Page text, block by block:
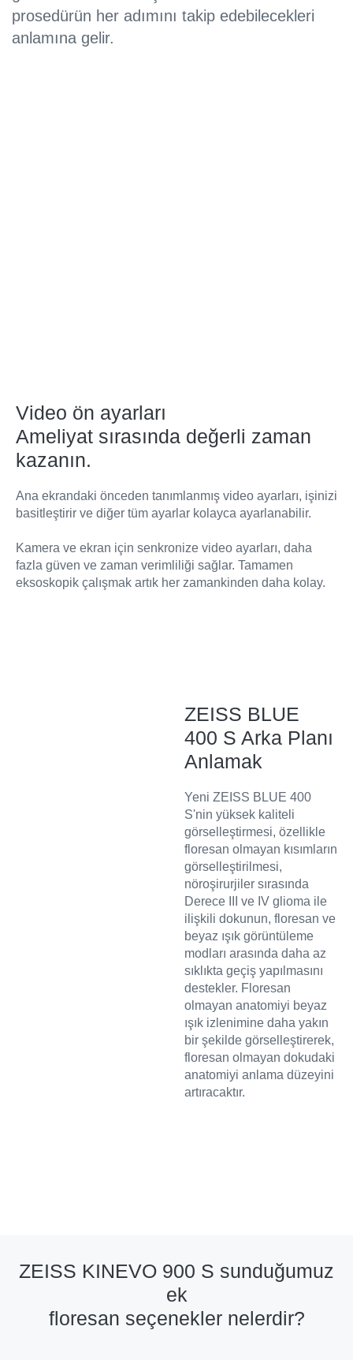
prosedürün her adımını takip edebilecekleri
anlamına gelir.
Video ön ayarları
Ameliyat sırasında değerli zaman
kazanın.
Ana ekrandaki önceden tanımlanmış video ayarları, işinizi
basitleştirir ve diğer tüm ayarlar kolayca ayarlanabilir.
Kamera ve ekran için senkronize video ayarları, daha
fazla güven ve zaman verimliliği sağlar. Tamamen
eksoskopik çalışmak artık her zamankinden daha kolay.
ZEISS BLUE
400 S Arka Planı
Anlamak
Yeni ZEISS BLUE 400
S'nin yüksek kaliteli
görselleştirmesi, özellikle
floresan olmayan kısımların
görselleştirilmesi,
nöroşirurjiler sırasında
Derece III ve IV glioma ile
ilişkili dokunun, floresan ve
beyaz ışık görüntüleme
modları arasında daha az
sıklıkta geçiş yapılmasını
destekler. Floresan
olmayan anatomiyi beyaz
ışık izlenimine daha yakın
bir şekilde görselleştirerek,
floresan olmayan dokudaki
anatomiyi anlama düzeyini
artıracaktır.
ZEISS KINEVO 900 S sunduğumuz
ek
floresan seçenekler nelerdir?